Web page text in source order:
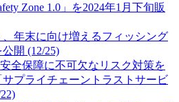
Zone 1.0」を2024年1月下旬販
年末に向け増えるフィッシング
開 (12/25)
全保障に不可欠なリスク対策を
プライチェーントラストサービ